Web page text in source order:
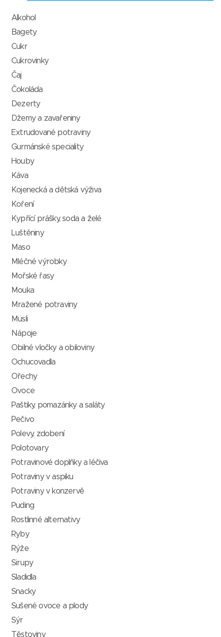
Alkohol
Bagety
Cukr
Cukrovinky
Čaj
Čokoláda
Dezerty
Džemy a zavařeniny
Extrudované potraviny
Gurmánské speciality
Houby
Káva
Kojenecká a dětská výživa
Koření
Kypřící prášky, soda a želé
Luštěniny
Maso
Mléčné výrobky
Mořské řasy
Mouka
Mražené potraviny
Müsli
Nápoje
Obilné vločky a obiloviny
Ochucovadla
Ořechy
Ovoce
Paštiky, pomazánky a saláty
Pečivo
Polevy, zdobení
Polotovary
Potravinové doplňky a léčiva
Potraviny v aspiku
Potraviny v konzervě
Puding
Rostlinné alternativy
Ryby
Rýže
Sirupy
Sladidla
Snacky
Sušené ovoce a plody
Sýr
Těstoviny